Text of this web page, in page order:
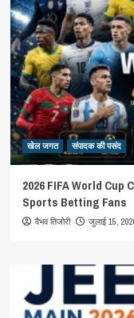
खेल जगत संपादक की पसंद
2026 FIFA World
Sports Betting Fans
वैभव तिजोरी जुलाई 15,